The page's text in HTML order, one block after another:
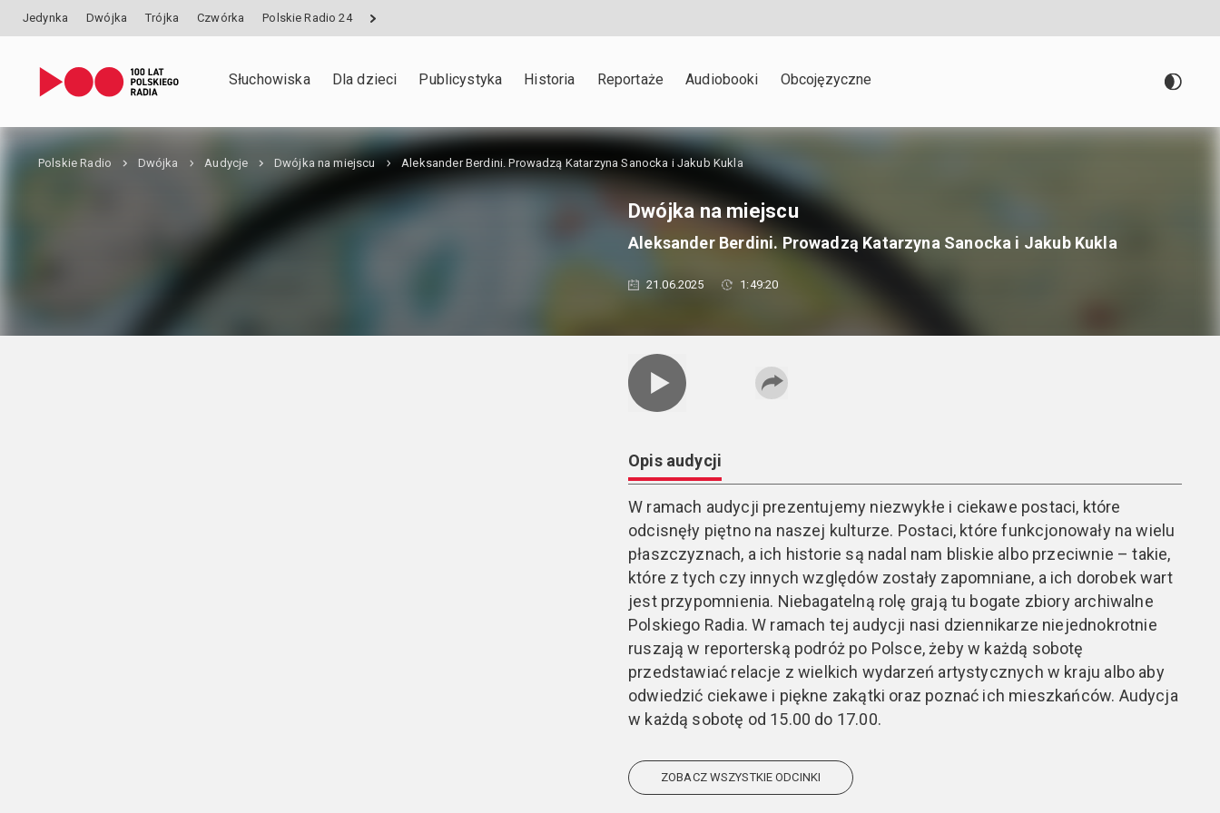
Jedynka Dwójka Trójka Czwórka Polskie Radio 24
Słuchowiska Dla dzieci Publicystyka Historia Reportaże Audiobooki Obcojęzyczne
Polskie Radio Dwójka Audycje Dwójka na miejscu Aleksander Berdini. Prowadzą Katarzyna Sanocka i Jakub Kukla
Dwójka na miejscu
Aleksander Berdini. Prowadzą Katarzyna Sanocka i Jakub Kukla
21.06.2025 1:49:20
Opis audycji
W ramach audycji prezentujemy niezwykłe i ciekawe postaci, które
odcisnęły piętno na naszej kulturze. Postaci, które funkcjonowały na wielu
płaszczyznach, a ich historie są nadal nam bliskie albo przeciwnie – takie,
które z tych czy innych względów zostały zapomniane, a ich dorobek wart
jest przypomnienia. Niebagatelną rolę grają tu bogate zbiory archiwalne
Polskiego Radia. W ramach tej audycji nasi dziennikarze niejednokrotnie
ruszają w reporterską podróż po Polsce, żeby w każdą sobotę
przedstawiać relacje z wielkich wydarzeń artystycznych w kraju albo aby
odwiedzić ciekawe i piękne zakątki oraz poznać ich mieszkańców. Audycja
w każdą sobotę od 15.00 do 17.00.
ZOBACZ WSZYSTKIE ODCINKI